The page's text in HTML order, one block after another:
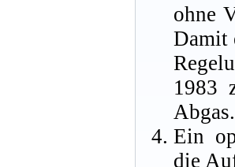
ohne
Damit
1983
Abgas.
Ein
die